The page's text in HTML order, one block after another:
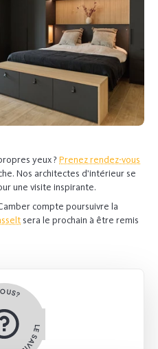
yeux ? Prenez rendez-vous
Nos architectes d’intérieur se
une visite inspirante.
compte poursuivre la
sera le prochain à être remis